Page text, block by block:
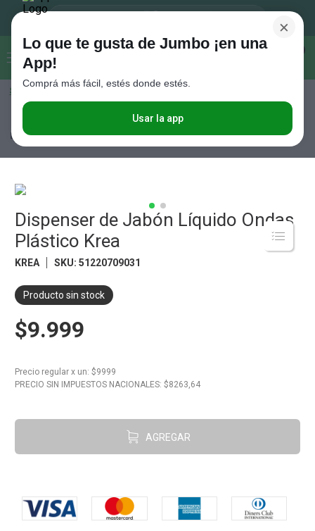
Buscar...
Seleccioná el método de entrega
×
Lo que te gusta de Jumbo ¡en una
App!
Comprá más fácil, estés donde estés.
Usar la app
Accesorios de Baño
Líquido Ondas Plástico Krea
Dispenser de Jabón Líquido Ondas
Plástico Krea
KREA SKU:51220709031
Producto sin stock
$9.999
Precio regular x un: $9999
PRECIO SIN IMPUESTOS NACIONALES: $8263,64
AGREGAR
Términos más buscados
.
Galletitas
Cerveza
Juguetes
Yerba
Fideos
. Aceite